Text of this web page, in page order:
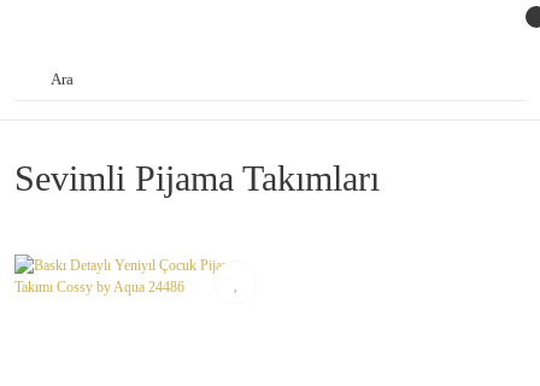
Sevimli Pijama Takımları